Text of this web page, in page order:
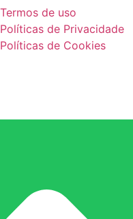
Termos de uso
Políticas de Privacidade
Políticas de Cookies